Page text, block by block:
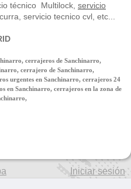
técnico Multilock, servicio
servicio tecnico cvl, etc...
cerrajeros de Sanchinarro,
cerrajero de Sanchinarro,
urgentes en Sanchinarro, cerrajeros 24
en Sanchinarro, cerrajeros en la zona de
Iniciar sesión